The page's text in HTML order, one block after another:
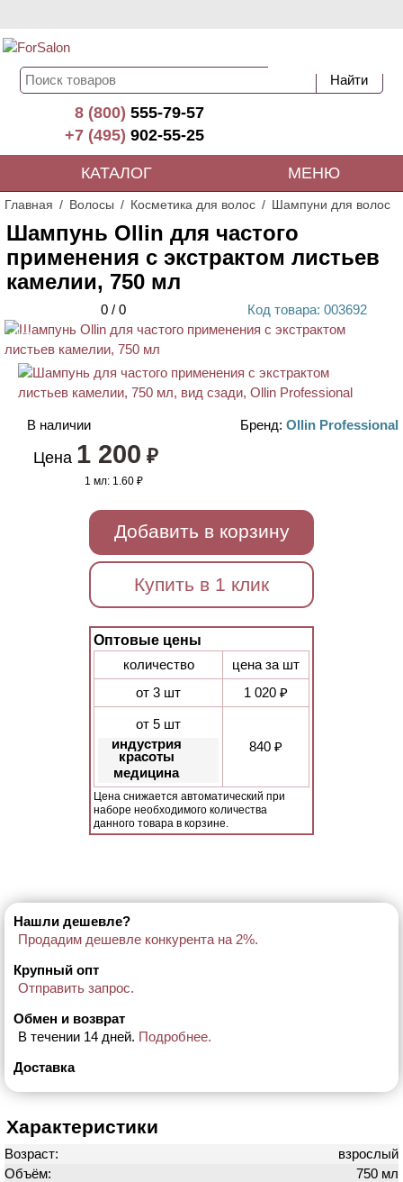
8 (800)555-79-57
+7 (495)902-55-25
КАТАЛОГ МЕНЮ
Главная Волосы Косметика для волос Шампуни для волос
Шампунь Ollin для частого
применения с экстрактом листьев
камелии, 750 мл
0 / 0 Код товара: 003692
ХИТ
В наличии Бренд: Ollin Professional
Цена 1 200 ₽
1 мл:1.60 ₽
Добавить в корзину
Купить в 1 клик
Оптовые цены
количество
цена за шт
от 3 шт
1 020 ₽
от 5 шт
индустрия
красоты
медицина
840 ₽
Цена снижается автоматический при
наборе необходимого количества
данного товара в корзине.
Нашли дешевле?
Продадим дешевле конкурента на 2%.
Крупный опт
Отправить запрос.
Обмен и возврат
В течении 14 дней. Подробнее.
Доставка
Характеристики
Возраст:
взрослый
Объём:
750 мл